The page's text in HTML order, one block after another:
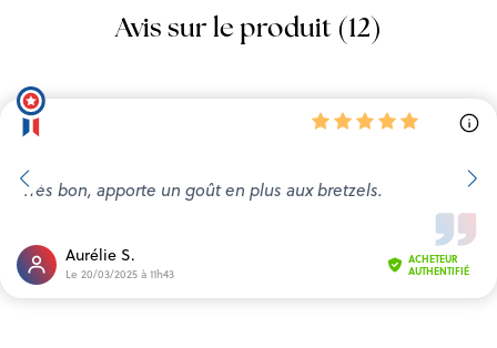
Avis sur le produit (12)
Très bon, apporte un goût en plus aux bretzels.
Aurélie S.
Le 20/03/2025 à 11h43
ACHETEUR
AUTHENTIFIÉ